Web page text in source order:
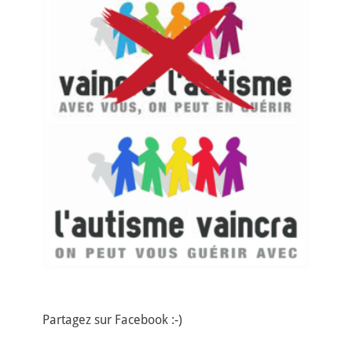
Partagez sur Facebook :-)